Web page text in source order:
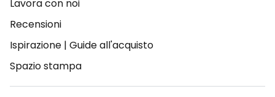
Lavora con noi
Recensioni
Ispirazione | Guide all'acquisto
Spazio stampa